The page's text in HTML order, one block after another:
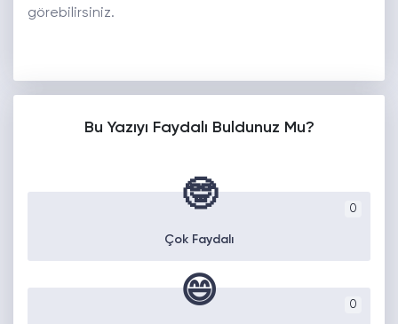
görebilirsiniz.
Bu Yazıyı Faydalı Buldunuz Mu?
0
🤓
Çok Faydalı
0
😄